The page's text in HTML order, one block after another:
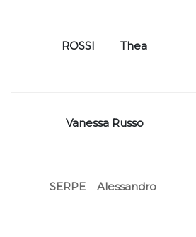
ROSSI Thea
Vanessa Russo
SERPE Alessandro